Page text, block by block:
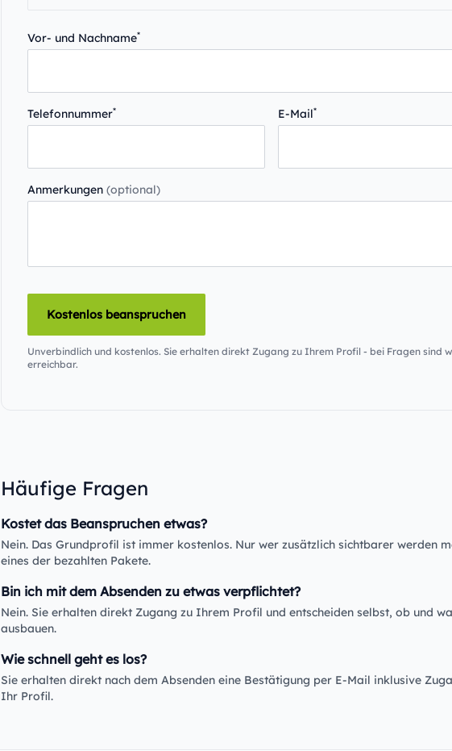
Vor- und Nachname*
Telefonnummer* E-Mail*
Anmerkungen (optional)
Kostenlos beanspruchen
Unverbindlich und kostenlos. Sie erhalten direkt Zugang zu Ihrem Profil - bei Fragen sind
erreichbar.
Häufige Fragen
Kostet das Beanspruchen etwas?
Nein. Das Grundprofil ist immer kostenlos. Nur wer zusätzlich sichtbarer werden
eines der bezahlten Pakete.
Bin ich mit dem Absenden zu etwas verpflichtet?
Nein. Sie erhalten direkt Zugang zu Ihrem Profil und entscheiden selbst, ob und
ausbauen.
Wie schnell geht es los?
Sie erhalten direkt nach dem Absenden eine Bestätigung per E-Mail inklusive
Ihr Profil.